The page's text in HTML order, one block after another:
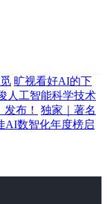
旷视看好AI的下
人工智能科学技术
布！
独家｜著名
AI数智化年度榜启